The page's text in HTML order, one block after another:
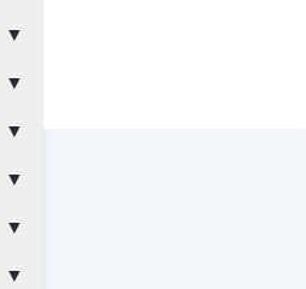
▼
▼
▼
▼
▼
▼